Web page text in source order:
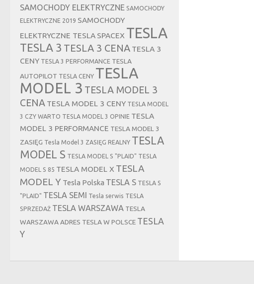
SAMOCHODY ELEKTRYCZNE SAMOCHODY
ELEKTRYCZNE 2019 SAMOCHODY
ELEKTRYCZNE TESLA SPACEX TESLA
TESLA 3 TESLA 3 CENA TESLA 3
CENY TESLA 3 PERFORMANCE TESLA
AUTOPILOT TESLA CENY TESLA
MODEL 3 TESLA MODEL 3
CENA TESLA MODEL 3 CENY TESLA MODEL
3 CZY WARTO TESLA MODEL 3 OPINIE TESLA
MODEL 3 PERFORMANCE TESLA MODEL 3
ZASIĘG Tesla Model 3 ZASIĘG REALNY TESLA
MODEL S TESLA MODEL S "PLAID" TESLA
MODEL S 85 TESLA MODEL X TESLA
MODEL Y Tesla Polska TESLA S TESLA S
"PLAID" TESLA SEMI Tesla serwis TESLA
SPRZEDAŻ TESLA WARSZAWA TESLA
WARSZAWA ADRES TESLA W POLSCE TESLA
Y